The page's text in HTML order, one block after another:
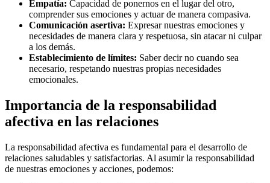
Empatía: Capacidad de ponernos en el lugar del otro,
comprender sus emociones y actuar de manera compasiva.
Comunicación asertiva: Expresar nuestras emociones y
necesidades de manera clara y respetuosa, sin atacar ni culpar
a los demás.
Establecimiento de límites: Saber decir no cuando sea
necesario, respetando nuestras propias necesidades
emocionales.
Importancia de la responsabilidad
afectiva en las relaciones
La responsabilidad afectiva es fundamental para el desarrollo de
relaciones saludables y satisfactorias. Al asumir la responsabilidad
de nuestras emociones y acciones, podemos: